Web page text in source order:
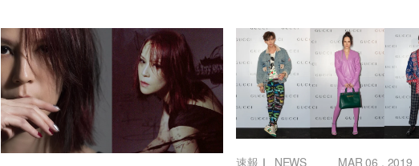
速報 ｜ NEWS MAR 06 , 2019